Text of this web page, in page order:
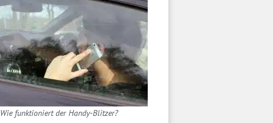
Wie funktioniert der Handy-Blitzer?